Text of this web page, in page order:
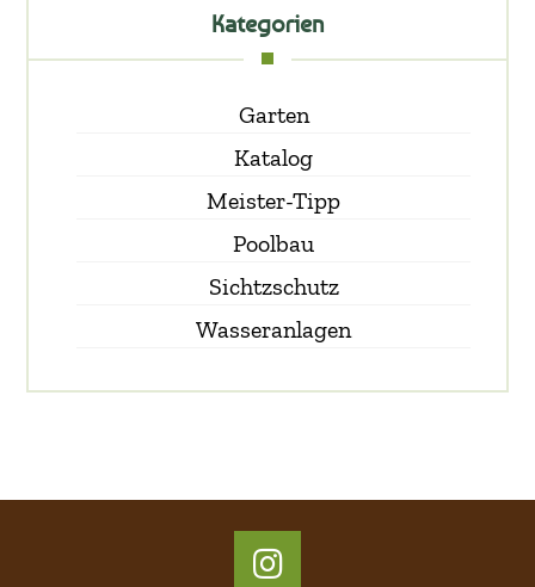
Kategorien
Garten
Katalog
Meister-Tipp
Poolbau
Sichtzschutz
Wasseranlagen